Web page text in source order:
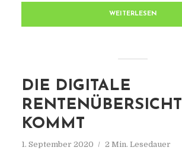
WEITERLESEN
DIE DIGITALE
RENTENÜBERSICHT
KOMMT
1. September 2020 2 Min. Lesedauer